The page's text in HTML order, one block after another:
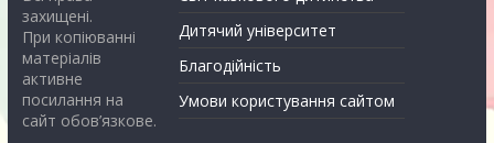
захищені.
При копіюванні
матеріалів
активне
посилання на
сайт обов’язкове.
Дитячий університет
Благодійність
Умови користування сайтом